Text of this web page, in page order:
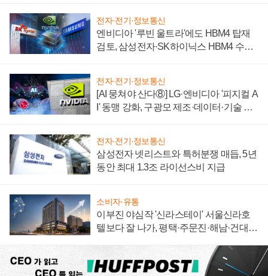
전자·전기·정보통신
엔비디아 '루빈 울트라'에도 HBM4 탑재
검토, 삼성전자·SK하이닉스 HBM4 수율
전자·전기·정보통신
[AI 뭉쳐야 산다⑧] LG·엔비디아 '피지컬 A
I' 동맹 강화, 구광모 제조·데이터·기술 결
전자·전기·정보통신
삼성전자 넷리스트와 특허분쟁 매듭, 5년
동안 최대 1.3조 라이선스비 지급
소비자·유통
이부진 야심작 '신라스테이' 서울신라호
텔보다 잘 나가, 평택·주문진·해남·건대로